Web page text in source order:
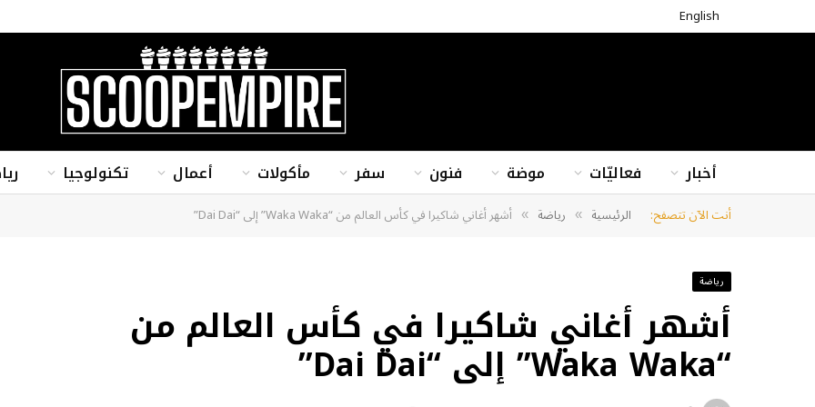
English
أخبار فعاليّات موضة فنون سفر مأكولات أعمال تكنولوجيا
أنت الآن تتصفح: الرئيسية » رياضة » أشهر أغاني شاكيرا في كأس العالم من “Waka Waka” إلى “Dai Dai”
رياضة
أشهر أغاني شاكيرا في كأس العالم من
“Waka Waka” إلى “Dai Dai”